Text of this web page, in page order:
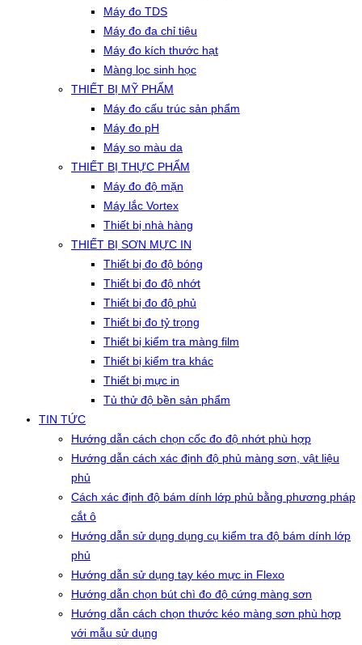
Máy đo TDS
Máy đo đa chỉ tiêu
Máy đo kích thước hạt
Màng lọc sinh học
THIẾT BỊ MỸ PHẨM
Máy đo cấu trúc sản phẩm
Máy đo pH
Máy so màu da
THIẾT BỊ THỰC PHẨM
Máy đo độ mặn
Máy lắc Vortex
Thiết bị nhà hàng
THIẾT BỊ SƠN MỰC IN
Thiết bị đo độ bóng
Thiết bị đo độ nhớt
Thiết bị đo độ phủ
Thiết bị đo tỷ trọng
Thiết bị kiểm tra màng film
Thiết bị kiểm tra khác
Thiết bị mực in
Tủ thử độ bền sản phẩm
TIN TỨC
Hướng dẫn cách chọn cốc đo độ nhớt phù hợp
Hướng dẫn cách xác định độ phủ màng sơn, vật liệu
phủ
Cách xác định độ bám dính lớp phủ bằng phương pháp
cắt ô
Hướng dẫn sử dụng dụng cụ kiểm tra độ bám dính lớp
phủ
Hướng dẫn sử dụng tay kéo mực in Flexo
Hướng dẫn chọn bút chì đo độ cứng màng sơn
Hướng dẫn cách chọn thước kéo màng sơn phù hợp
với mẫu sử dụng